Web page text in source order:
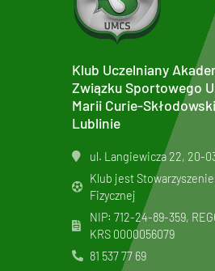
Klub Uczelniany
Związku Sportowego
Marii Curie-
Lublinie
ul. Langiewicza 22, 20-
Klub jest
Fizycznej
NIP: 712-24-89-359,
KRS 0000056079
81 537 77 69